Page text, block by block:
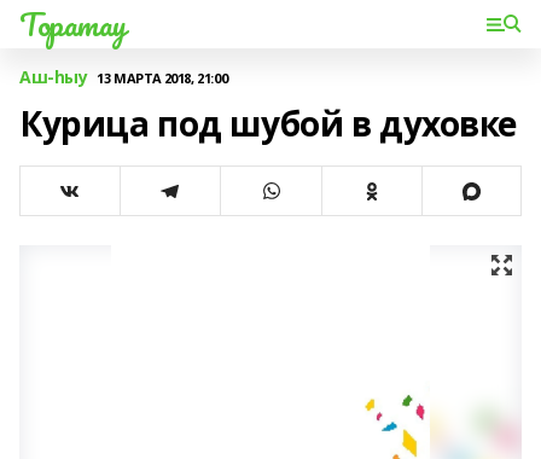
Торатау
Аш-һыу 13 МАРТА 2018, 21:00
Курица под шубой в духовке